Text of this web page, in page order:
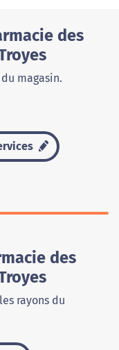
des
magasin.
des
rayons du